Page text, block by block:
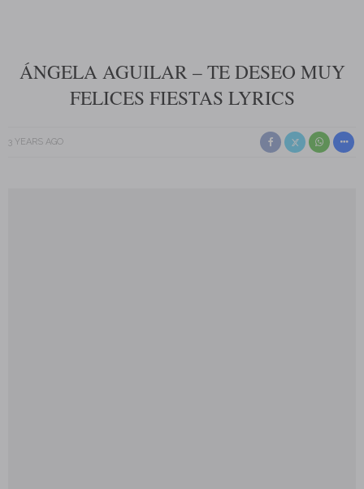
ÁNGELA AGUILAR – TE DESEO MUY
FELICES FIESTAS LYRICS
3 YEARS AGO